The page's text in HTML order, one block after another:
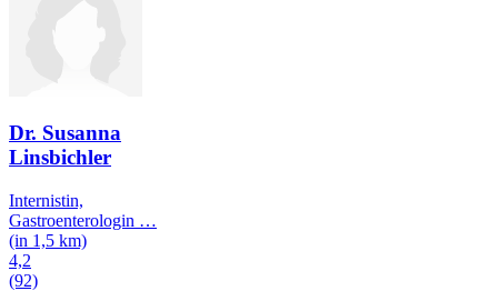
Dr. Susanna
Linsbichler
Internistin,
Gastroenterologin …
(in 1,5 km)
4,2
(92)